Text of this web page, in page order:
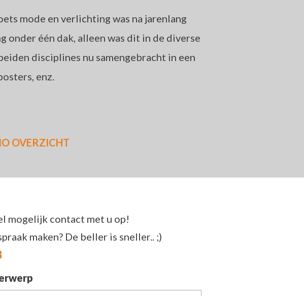
mode en verlichting was na jarenlang
onder één dak, alleen was dit in de diverse
disciplines nu samengebracht in een
enz.
OVERZICHT
mogelijk contact met u op!
maken? De beller is sneller.. ;)